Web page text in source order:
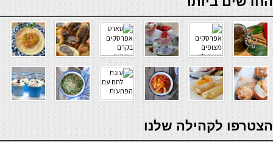
#49020
סלט עדשים בורגול וירוקים
19 באפריל 2018 #49079
מיני תפוחי אדמה בתנור
verde casino
הצטרפו לקהילה שלנו